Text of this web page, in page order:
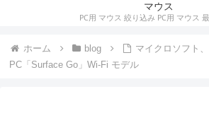
マウス
ホーム blog
マイクロソフト
PC「Surface Go」Wi-Fi モデル